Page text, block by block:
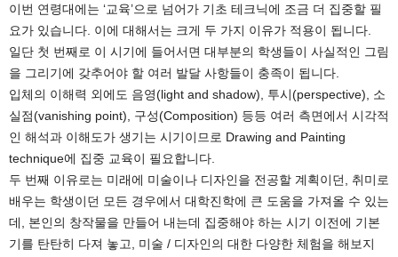
이번 연령대에는 ‘교육’으로 넘어가 기초 테크닉에 조금 더 집중할 필
요가 있습니다. 이에 대해서는 크게 두 가지 이유가 적용이 됩니다.
일단 첫 번째로 이 시기에 들어서면 대부분의 학생들이 사실적인 그림
을 그리기에 갖추어야 할 여러 발달 사항들이 충족이 됩니다.
입체의 이해력 외에도 음영(light and shadow), 투시(perspective), 소
실점(vanishing point), 구성(Composition) 등등 여러 측면에서 시각적
인 해석과 이해도가 생기는 시기이므로 Drawing and Painting
technique에 집중 교육이 필요합니다.
두 번째 이유로는 미래에 미술이나 디자인을 전공할 계획이던, 취미로
배우는 학생이던 모든 경우에서 대학진학에 큰 도움을 가져올 수 있는
데, 본인의 창작물을 만들어 내는데 집중해야 하는 시기 이전에 기본
기를 탄탄히 다져 놓고, 미술 / 디자인의 대한 다양한 체험을 해보지